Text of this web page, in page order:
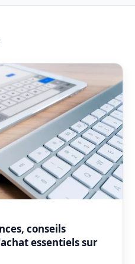
conseils
essentiels sur